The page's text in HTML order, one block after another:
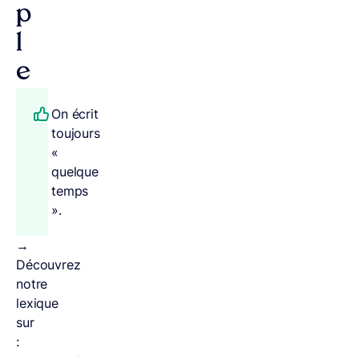
p
l
e
On écrit
toujours
«
quelque
temps
».
→
Découvrez
notre
lexique
sur
: